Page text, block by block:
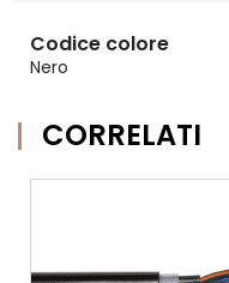
Codice colore
Nero
CORRELATI